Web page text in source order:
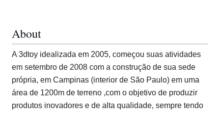
About
A 3dtoy idealizada em 2005, começou suas atividades
em setembro de 2008 com a construção de sua sede
própria, em Campinas (interior de São Paulo) em uma
área de 1200m de terreno ,com o objetivo de produzir
produtos inovadores e de alta qualidade, sempre tendo